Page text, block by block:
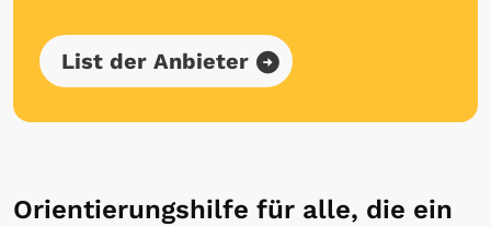
List der Anbieter
Orientierungshilfe für alle, die ein